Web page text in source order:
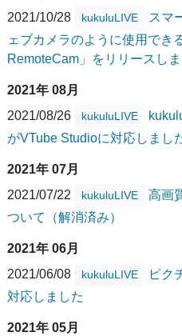
2021/10/28
kukuluLIVE
スマ
ェブカメラのように使用でき
RemoteCam」をリリースし
2021年 08月
2021/08/26
kukuluLIVE
がVTube Studioに対応しまし
2021年 07月
2021/07/22
kukuluLIVE
高画
ついて（解消済み）
2021年 06月
2021/06/08
kukuluLIVE
ピク
対応しました
2021年 05月